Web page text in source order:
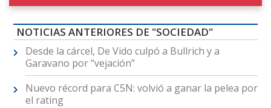
NOTICIAS ANTERIORES DE "SOCIEDAD"
Desde la cárcel, De Vido culpó a Bullrich y a
Garavano por “vejación”
Nuevo récord para C5N: volvió a ganar la pelea por
el rating